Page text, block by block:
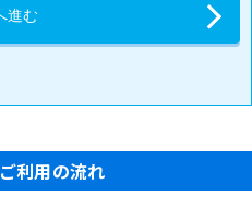
利用の流れ